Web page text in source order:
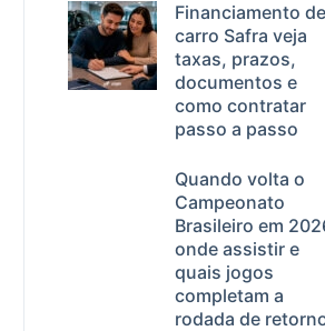
Financiamento de
carro Safra veja
taxas, prazos,
documentos e
como contratar
passo a passo
Quando volta o
Campeonato
Brasileiro em
onde assistir e
quais jogos
completam a
rodada de